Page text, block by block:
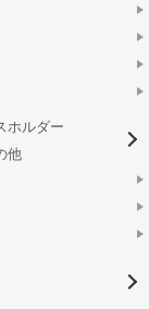
ホルダー
他